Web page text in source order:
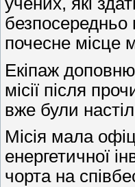
безпосередньо
почесне місце
Екіпаж
місії після
вже були
Місія мала
енергетичної
чорта на